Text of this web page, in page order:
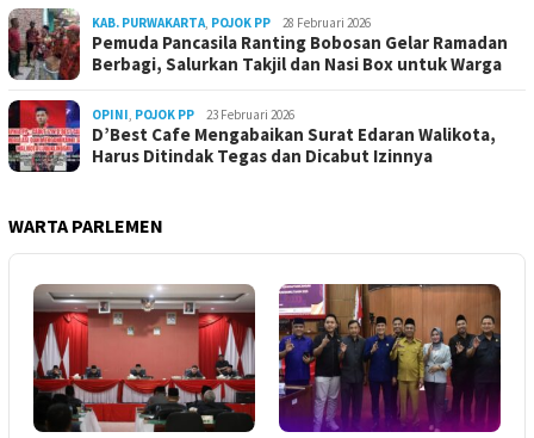
KAB. PURWAKARTA, POJOK PP 28 Februari 2026
Pemuda Pancasila Ranting Bobosan Gelar Ramadan
Berbagi, Salurkan Takjil dan Nasi Box untuk Warga
OPINI, POJOK PP 23 Februari 2026
D’Best Cafe Mengabaikan Surat Edaran Walikota,
Harus Ditindak Tegas dan Dicabut Izinnya
WARTA PARLEMEN